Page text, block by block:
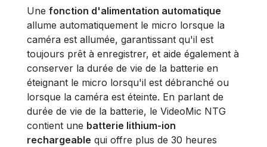
Une fonction d'alimentation automatique
allume automatiquement le micro lorsque la
caméra est allumée, garantissant qu'il est
toujours prêt à enregistrer, et aide également à
conserver la durée de vie de la batterie en
éteignant le micro lorsqu'il est débranché ou
lorsque la caméra est éteinte. En parlant de
durée de vie de la batterie, le VideoMic NTG
contient une batterie lithium-ion
rechargeable qui offre plus de 30 heures